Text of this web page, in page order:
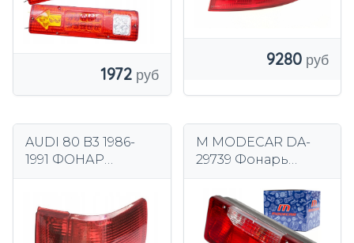
1972
9280
AUDI 80 B3 1986-
1991 ФОНАР
В КРЫЛЕ НОВЫЙ
8A9945217
M MODECAR DA-
29739 Фонарь